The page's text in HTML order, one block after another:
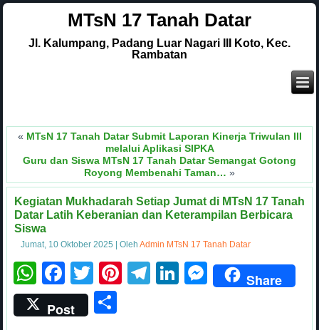
MTsN 17 Tanah Datar
Jl. Kalumpang, Padang Luar Nagari III Koto, Kec.
Rambatan
« MTsN 17 Tanah Datar Submit Laporan Kinerja Triwulan III
melalui Aplikasi SIPKA
Guru dan Siswa MTsN 17 Tanah Datar Semangat Gotong
Royong Membenahi Taman… »
Kegiatan Mukhadarah Setiap Jumat di MTsN 17 Tanah
Datar Latih Keberanian dan Keterampilan Berbicara
Siswa
Jumat, 10 Oktober 2025 |Oleh Admin MTsN 17 Tanah Datar
WhatsApp
Facebook
Twitter
Pinterest
Telegram
LinkedIn
Share
Post